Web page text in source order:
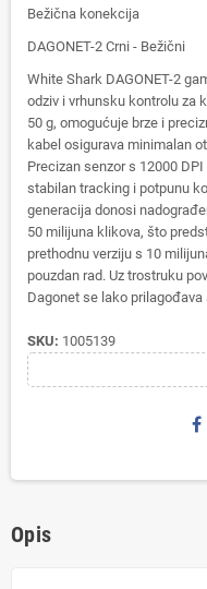
Bežična konekcija
DAGONET-2 Crni - Bežični
White Shark DAGONET-2
odziv i vrhunsku kontrolu za
50 g, omogućuje brze i
kabel osigurava minimalan
Precizan senzor s 12000
stabilan tracking i potpunu
generacija donosi
50 milijuna klikova, što
prethodnu verziju s 10
pouzdan rad. Uz trostruku
Dagonet se lako
SKU: 1005139
Opis